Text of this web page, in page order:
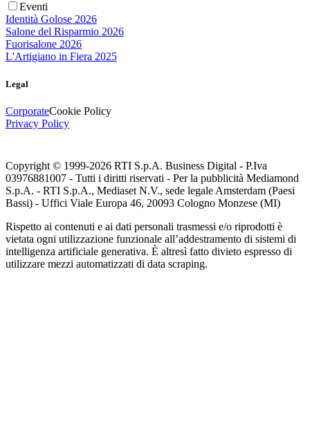
Eventi
Identità Golose 2026
Salone del Risparmio 2026
Fuorisalone 2026
L'Artigiano in Fiera 2025
Legal
CorporateCookie Policy
Privacy Policy
Copyright © 1999-2026 RTI S.p.A. Business Digital - P.Iva
03976881007 - Tutti i diritti riservati - Per la pubblicità Mediamond
S.p.A. - RTI S.p.A., Mediaset N.V., sede legale Amsterdam (Paesi
Bassi) - Uffici Viale Europa 46, 20093 Cologno Monzese (MI)
Rispetto ai contenuti e ai dati personali trasmessi e/o riprodotti è
vietata ogni utilizzazione funzionale all’addestramento di sistemi di
intelligenza artificiale generativa. È altresì fatto divieto espresso di
utilizzare mezzi automatizzati di data scraping.